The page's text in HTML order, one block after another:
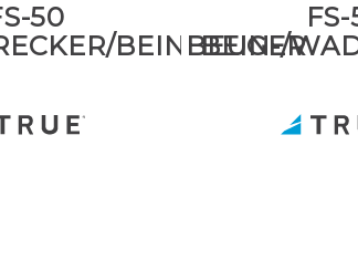
50
BEINBEUGER
FS-
BEIN-/